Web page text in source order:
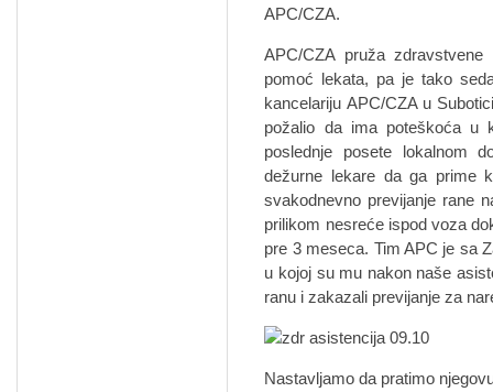
APC/CZA.
APC/CZA pruža
pomoć lekata, pa je tako
kancelariju APC/CZA u
požalio da ima poteškoća u
poslednje posete lokalnom
dežurne lekare da ga prime
svakodnevno previjanje rane
prilikom nesreće ispod voza
pre 3 meseca. Tim APC je sa
u kojoj su mu nakon naše
ranu i zakazali previjanje za
Nastavljamo da pratimo